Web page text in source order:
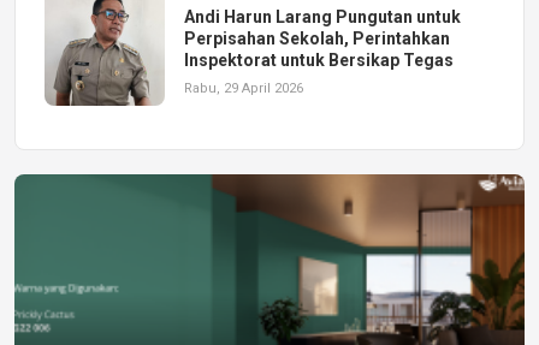
Andi Harun Larang Pungutan untuk
Perpisahan Sekolah, Perintahkan
Inspektorat untuk Bersikap Tegas
Rabu, 29 April 2026